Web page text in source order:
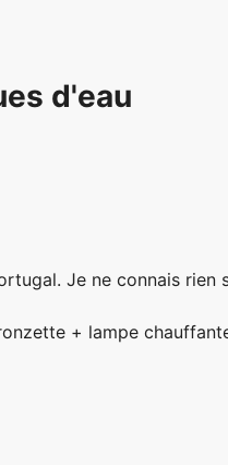
d'eau
Je ne connais rien
+ lampe